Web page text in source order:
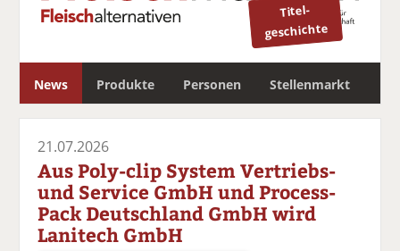
Titel-
geschichte
News Produkte Personen Stellenmarkt
u
c
21.07.2026
Aus Poly-clip System Vertriebs-
und Service GmbH und Process-
Pack Deutschland GmbH wird
Lanitech GmbH